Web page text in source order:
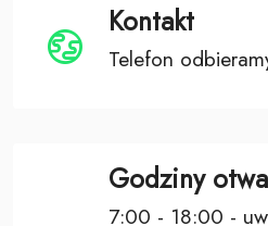
Kontakt
Telefon
Godziny
7:00 - 18:00 -